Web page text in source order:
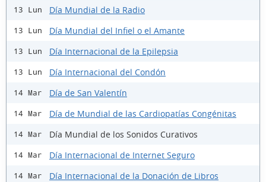
13 Lun Día Mundial de la Radio
13 Lun Día Mundial del Infiel o el Amante
13 Lun Día Internacional de la Epilepsia
13 Lun Día Internacional del Condón
14 Mar Día de San Valentín
14 Mar Día de Mundial de las Cardiopatías Congénitas
14 Mar Día Mundial de los Sonidos Curativos
14 Mar Día Internacional de Internet Seguro
14 Mar Día Internacional de la Donación de Libros